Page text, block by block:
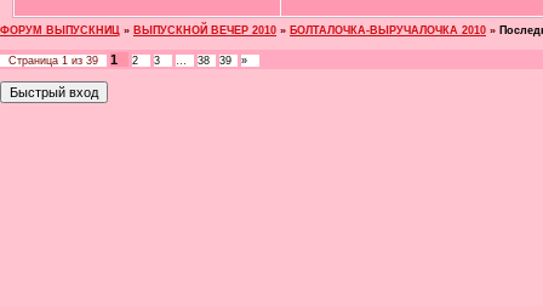
ФОРУМ ВЫПУСКНИЦ » ВЫПУСКНОЙ ВЕЧЕР 2010 » БОЛТАЛОЧКА-ВЫРУЧАЛОЧКА 2010 »
Страница 1 из 39 1 2 3 … 38 39 »